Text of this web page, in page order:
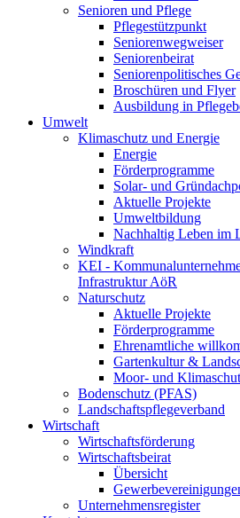
Senioren und Pflege
Pflegestützpunkt
Seniorenwegweiser
Seniorenbeirat
Seniorenpolitisches
Broschüren und Flyer
Ausbildung in
Umwelt
Klimaschutz und Energie
Energie
Förderprogramme
Solar- und
Aktuelle Projekte
Umweltbildung
Nachhaltig Leben im
Windkraft
KEI -
Infrastruktur AöR
Naturschutz
Aktuelle Projekte
Förderprogramme
Ehrenamtliche
Gartenkultur &
Moor- und
Bodenschutz (PFAS)
Landschaftspflegeverband
Wirtschaft
Wirtschaftsförderung
Wirtschaftsbeirat
Übersicht
Unternehmensregister